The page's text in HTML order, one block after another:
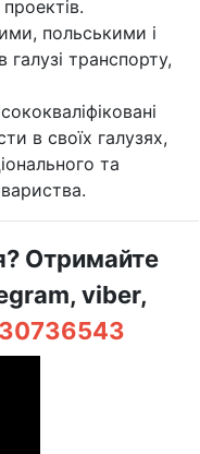
польськими і
транспорту,
в своїх галузях,
та
Отримайте
viber,